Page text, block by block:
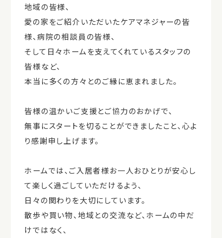
地域の皆様、
愛の家をご紹介いただいたケアマネジャーの皆
様、病院の相談員の皆様、
そして日々ホームを支えてくれているスタッフの
皆様など、
本当に多くの方々とのご縁に恵まれました。
皆様の温かいご支援とご協力のおかげで、
無事にスタートを切ることができましたこと、心よ
り感謝申し上げます。
ホームでは、ご入居者様お一人おひとりが安心し
て楽しく過ごしていただけるよう、
日々の関わりを大切にしています。
散歩や買い物、地域との交流など、ホームの中だ
けではなく、